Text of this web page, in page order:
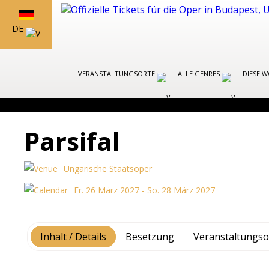
DE
VERANSTALTUNGSORTE ALLE GENRES DIESE
Parsifal
Ungarische Staatsoper
Fr. 26 März 2027 - So. 28 März 2027
Inhalt / Details Besetzung